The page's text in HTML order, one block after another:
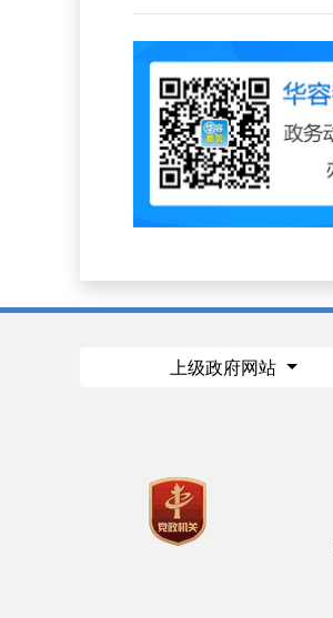
上级政府网站